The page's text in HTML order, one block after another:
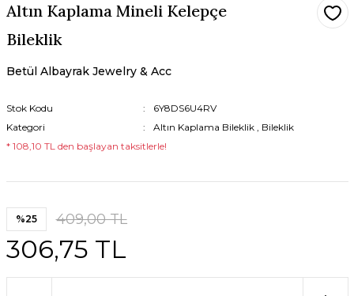
Altın Kaplama Mineli Kelepçe
Bileklik
Betül Albayrak Jewelry & Acc
Stok Kodu
6Y8DS6U4RV
Kategori
Altın Kaplama Bileklik , Bileklik
* 108,10 TL den başlayan taksitlerle!
%25 409,00 TL
306,75 TL